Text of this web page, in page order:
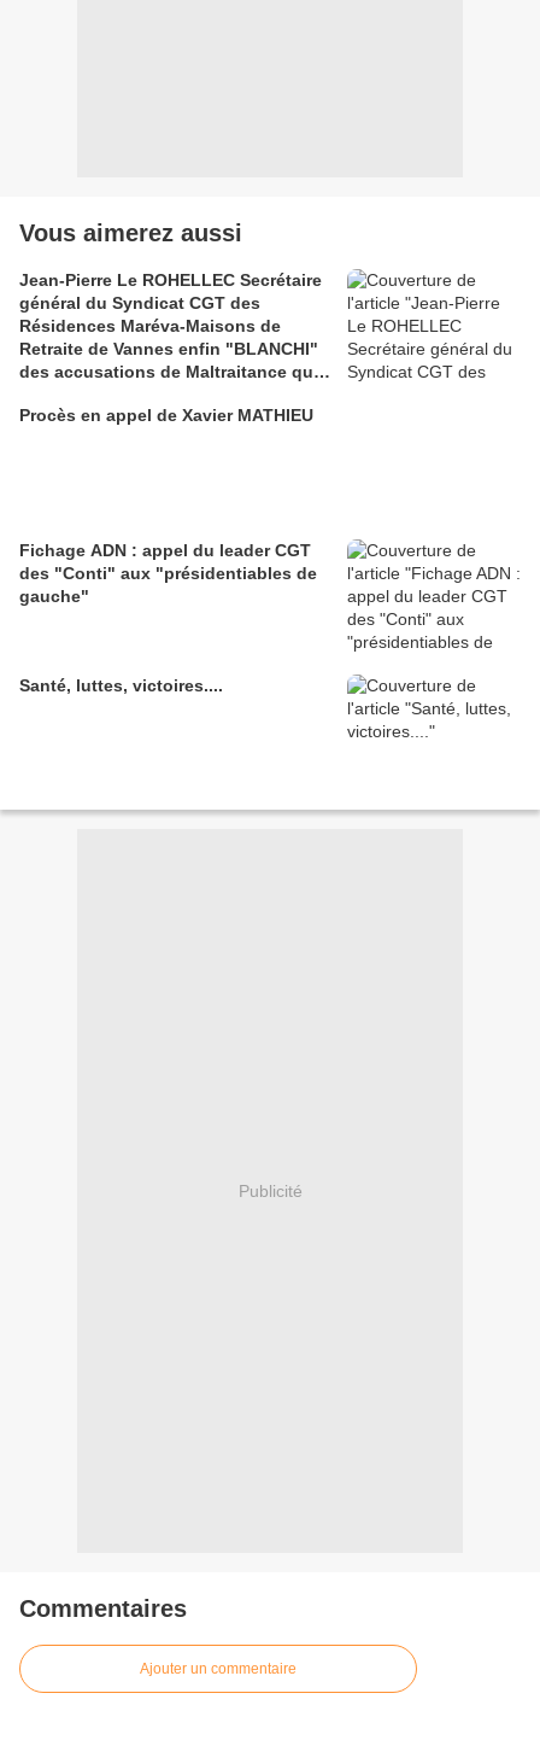
Vous aimerez aussi
Jean-Pierre Le ROHELLEC Secrétaire
général du Syndicat CGT des
Résidences Maréva-Maisons de
Retraite de Vannes enfin "BLANCHI"
des accusations de Maltraitance qui
Procès en appel de Xavier MATHIEU
Fichage ADN : appel du leader CGT
des "Conti" aux "présidentiables de
gauche"
Santé, luttes, victoires....
Publicité
Commentaires
Ajouter un commentaire